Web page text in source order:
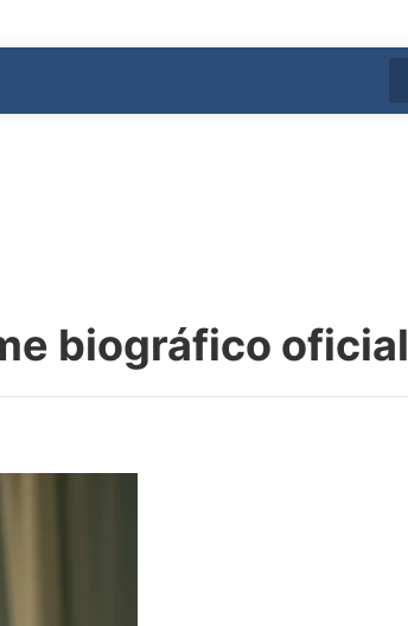
biográfico oficial